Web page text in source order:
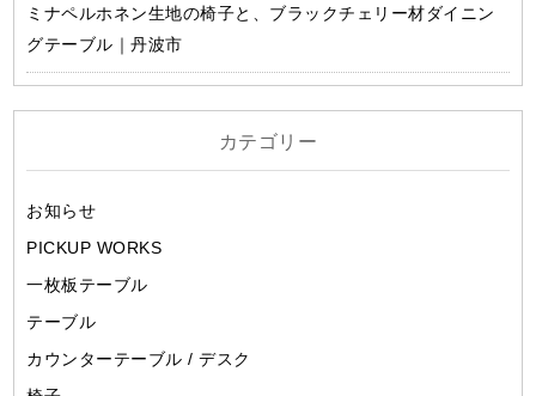
ミナペルホネン生地の椅子と、ブラックチェリー材ダイニン
グテーブル｜丹波市
カテゴリー
お知らせ
PICKUP WORKS
一枚板テーブル
テーブル
カウンターテーブル / デスク